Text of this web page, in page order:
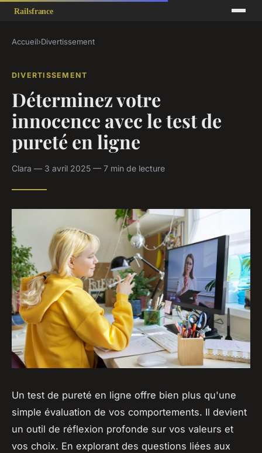
Accueil›Divertissement
DIVERTISSEMENT
Déterminez votre
innocence avec le test de
pureté en ligne
Clara — 3 avril 2025 — 7 min de lecture
Un test de pureté en ligne offre bien plus qu'une
simple évaluation de vos comportements. Il devient
un outil de réflexion profonde sur vos valeurs et
vos choix. En explorant des questions liées aux